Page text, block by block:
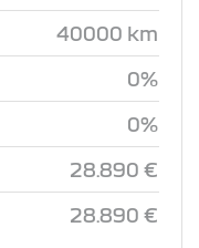
40000 km
0%
0%
28.890 €
28.890 €